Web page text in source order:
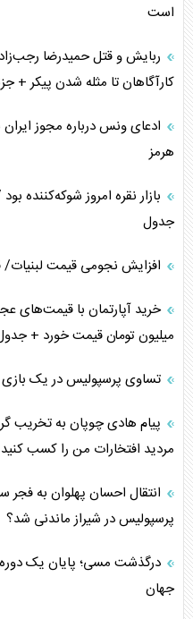
است
ربایش و قتل حمیدرضا
کارآگاهان تا مثله شدن پیکر +
ادعای ونس درباره مجوز
هرمز
بازار نقره امروز شوکه‌کننده
جدول
افزایش نجومی قیمت
میلیون تومان قیمت خورد +
تساوی پرسپولیس در یک بازی
پیام هادی چوپان به تخریب
مردید افتخارات من را کسب کنید
انتقال احسان پهلوان به
پرسپولیس در شیراز ماندنی شد؟
جهان